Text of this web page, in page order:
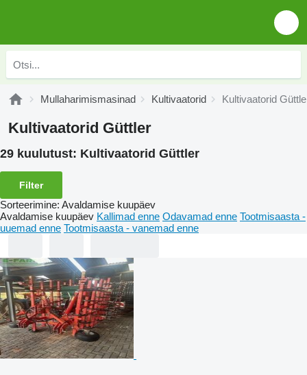
Mullaharimismasinad Kultivaatorid Kultivaatorid
Kultivaatorid Güttler
29 kuulutust: Kultivaatorid Güttler
Filter
Sorteerimine: Avaldamise kuupäev
Avaldamise kuupäev Kallimad enne Odavamad enne Tootmisaasta -
uuemad enne Tootmisaasta - vanemad enne